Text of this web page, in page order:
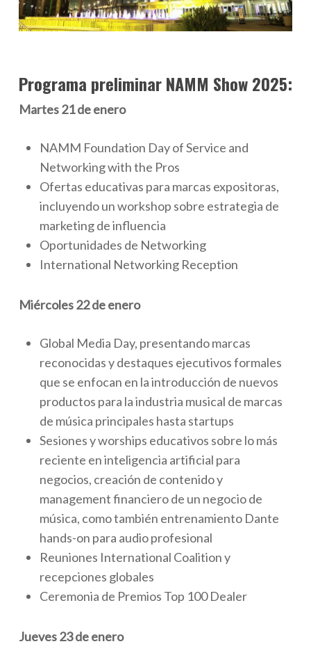
Programa preliminar NAMM Show 2025:
Martes 21 de enero
NAMM Foundation Day of Service and
Networking with the Pros
Ofertas educativas para marcas expositoras,
incluyendo un workshop sobre estrategia de
marketing de influencia
Oportunidades de Networking
International Networking Reception
Miércoles 22 de enero
Global Media Day, presentando marcas
reconocidas y destaques ejecutivos formales
que se enfocan en la introducción de nuevos
productos para la industria musical de marcas
de música principales hasta startups
Sesiones y worships educativos sobre lo más
reciente en inteligencia artificial para
negocios, creación de contenido y
management financiero de un negocio de
música, como también entrenamiento Dante
hands-on para audio profesional
Reuniones International Coalition y
recepciones globales
Ceremonia de Premios Top 100 Dealer
Jueves 23 de enero